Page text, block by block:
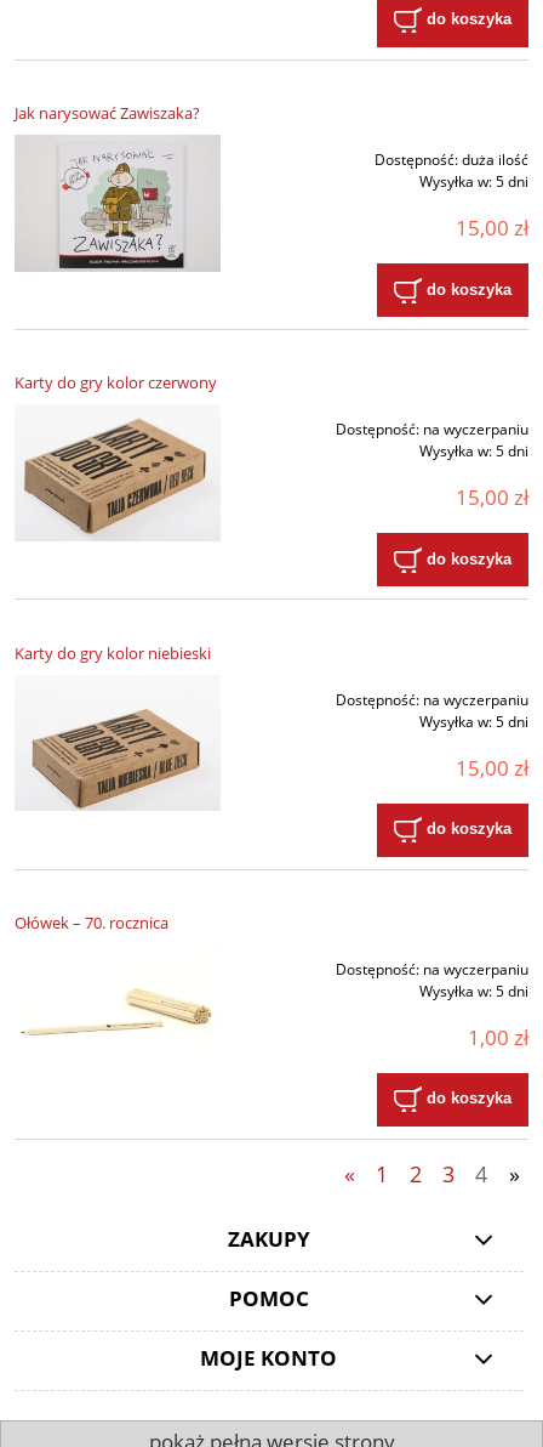
do koszyka
Jak narysować Zawiszaka?
Dostępność:duża ilość
Wysyłka w:5 dni
15,00 zł
do koszyka
Karty do gry kolor czerwony
Dostępność: na wyczerpaniu
Wysyłka w:5 dni
15,00 zł
do koszyka
Karty do gry kolor niebieski
Dostępność: na wyczerpaniu
Wysyłka w:5 dni
15,00 zł
do koszyka
Ołówek – 70. rocznica
Dostępność: na wyczerpaniu
Wysyłka w:5 dni
1,00 zł
do koszyka
« 1 2 3 4 »
ZAKUPY
POMOC
MOJE KONTO
pokaż pełną wersję strony